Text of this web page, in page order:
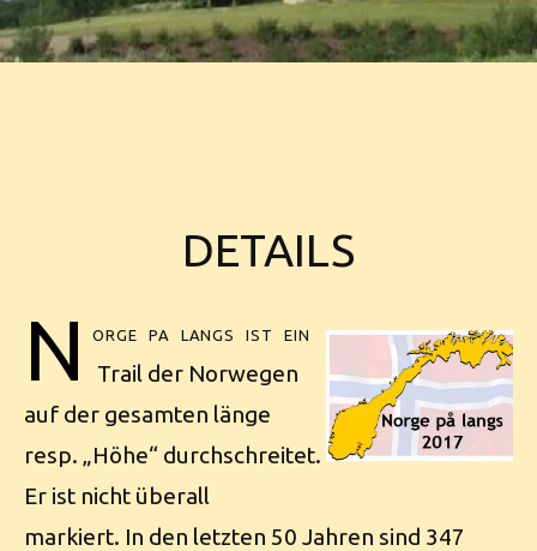
DETAILS
N orge pa langs ist ein
Trail der Norwegen
auf der gesamten länge
resp. „Höhe“ durchschreitet.
Er ist nicht überall
markiert. In den letzten 50 Jahren sind 347